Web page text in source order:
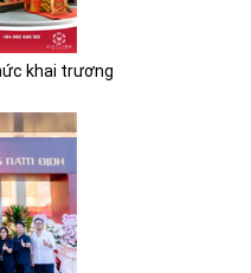
khai trương